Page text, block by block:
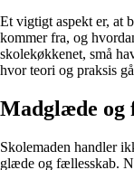
Et vigtigt aspekt er, at
kommer fra, og
skolekøkkenet, små
hvor teori og praksis
Madglæde og
Skolemaden handler
glæde og fællesskab.